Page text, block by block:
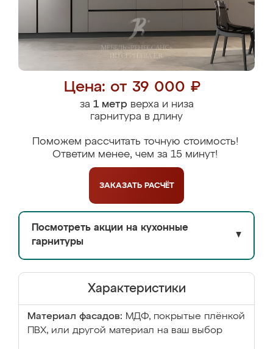
Цена: от 39 000 ₽
за 1 метрверха и низа
гарнитура в длину
Поможем рассчитать точную стоимость!
Ответим менее, чем за 15 минут!
ЗАКАЗАТЬ РАСЧЁТ
Посмотреть акции на кухонные
гарнитуры
▼
Характеристики
Материал фасадов: МДФ, покрытые плёнкой
ПВХ, или другой материал на ваш выбор